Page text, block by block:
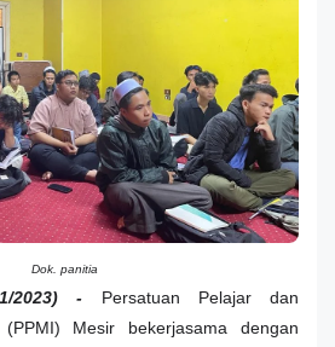
Dok. panitia
2023) - Persatuan Pelajar dan
Mesir bekerjasama dengan